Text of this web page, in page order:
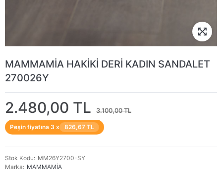
MAMMAMİA HAKİKİ DERİ KADIN SANDALET
270026Y
2.480,00 TL 3.100,00 TL
Peşin fiyatına 3 x 826,67 TL
Stok Kodu
MM26Y2700-SY
Marka
MAMMAMİA